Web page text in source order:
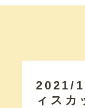
2021/
ィスカ